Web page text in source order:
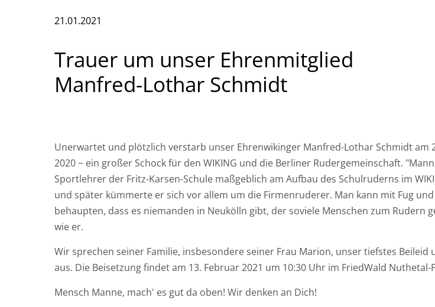
21.01.2021
Trauer um unser Ehrenmitglied
Manfred-Lothar Schmidt
Unerwartet und plötzlich verstarb unser Ehrenwikinger Manfred-Lothar Schmidt am
2020 − ein großer Schock für den WIKING und die Berliner Rudergemeinschaft.
Sportlehrer der Fritz-Karsen-Schule maßgeblich am Aufbau des Schulruderns im
und später kümmerte er sich vor allem um die Firmenruderer. Man kann mit Fug
behaupten, dass es niemanden in Neukölln gibt, der soviele Menschen zum Rudern
wie er.
Wir sprechen seiner Familie, insbesondere seiner Frau Marion, unser tiefstes Beileid
aus. Die Beisetzung findet am 13. Februar 2021 um 10:30 Uhr im FriedWald
Mensch Manne, mach' es gut da oben! Wir denken an Dich!